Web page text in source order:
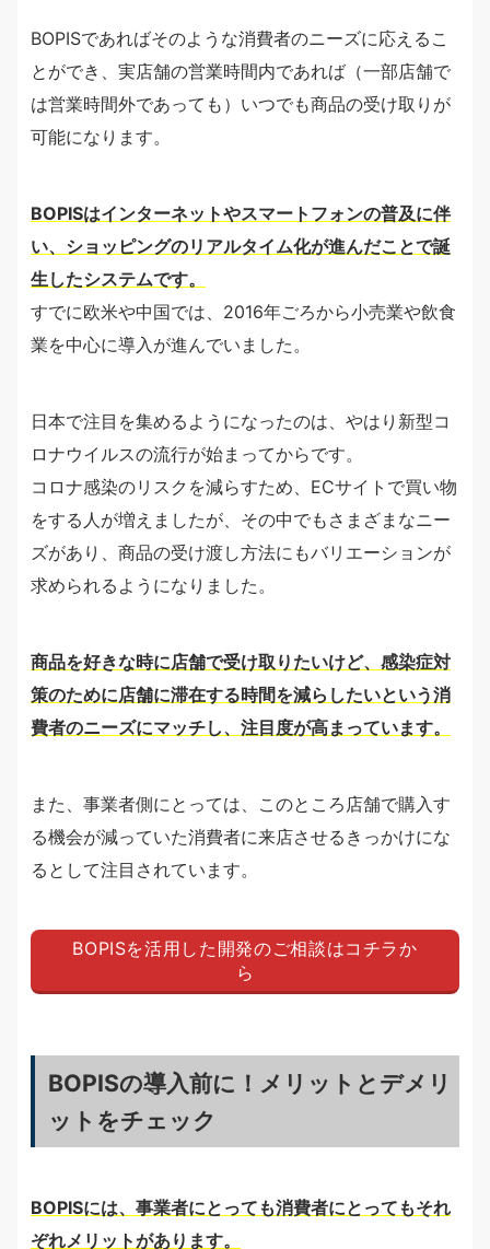
BOPISであればそのような消費者のニーズに応えるこ
とができ、実店舗の営業時間内であれば（一部店舗で
は営業時間外であっても）いつでも商品の受け取りが
可能になります。
BOPISはインターネットやスマートフォンの普及に伴
い、ショッピングのリアルタイム化が進んだことで誕
生したシステムです。
すでに欧米や中国では、2016年ごろから小売業や飲食
業を中心に導入が進んでいました。
日本で注目を集めるようになったのは、やはり新型コ
ロナウイルスの流行が始まってからです。
コロナ感染のリスクを減らすため、ECサイトで買い物
をする人が増えましたが、その中でもさまざまなニー
ズがあり、商品の受け渡し方法にもバリエーションが
求められるようになりました。
商品を好きな時に店舗で受け取りたいけど、感染症対
策のために店舗に滞在する時間を減らしたいという消
費者のニーズにマッチし、注目度が高まっています。
また、事業者側にとっては、このところ店舗で購入す
る機会が減っていた消費者に来店させるきっかけにな
るとして注目されています。
BOPISを活用した開発のご相談はコチラか
ら
BOPISの導入前に！メリットとデメリ
ットをチェック
BOPISには、事業者にとっても消費者にとってもそれ
ぞれメリットがあります。